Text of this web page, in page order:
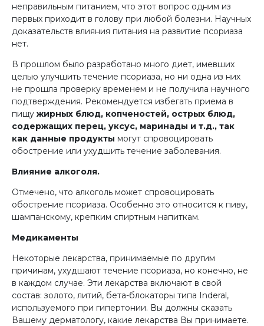
неправильным питанием, что этот вопрос одним из
первых приходит в голову при любой болезни. Научных
доказательств влияния питания на развитие псориаза
нет.
В прошлом было разработано много диет, имевших
целью улучшить течение псориаза, но ни одна из них
не прошла проверку временем и не получила научного
подтверждения. Рекомендуется избегать приема в
пищу жирных блюд, копченостей, острых блюд,
содержащих перец, уксус, маринады и т.д., так
как данные продукты могут спровоцировать
обострение или ухудшить течение заболевания.
Влияние алкоголя.
Отмечено, что алкоголь может спровоцировать
обострение псориаза. Особенно это относится к пиву,
шампанскому, крепким спиртным напиткам.
Медикаменты
Некоторые лекарства, принимаемые по другим
причинам, ухудшают течение псориаза, но конечно, не
в каждом случае. Эти лекарства включают в свой
состав: золото, литий, бета-блокаторы типа Inderal,
используемого при гипертонии. Вы должны сказать
Вашему дерматологу, какие лекарства Вы принимаете.